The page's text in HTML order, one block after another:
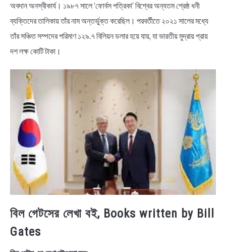
অবদান অনস্বীকার্য। ১৯৮৭ সালে ‘ফোর্বস পত্রিকা’ বিশ্বের অন্যতম শ্রেষ্ঠ ধনী
ব্যক্তিদের তালিকায় তাঁর নাম অন্তর্ভুক্ত করেছিল। পরবর্তীতে ২০২১ সালের মধ্যে
তাঁর সঞ্চিত সম্পদের পরিমাণ ১২৯.৭ বিলিয়ন ডলার হয়ে যায়, যা ভারতীয় মুদ্রায় প্রায়
দশ লক্ষ কোটি টাকা।
বিল গেটসের লেখা বই, Books written by Bill
Gates